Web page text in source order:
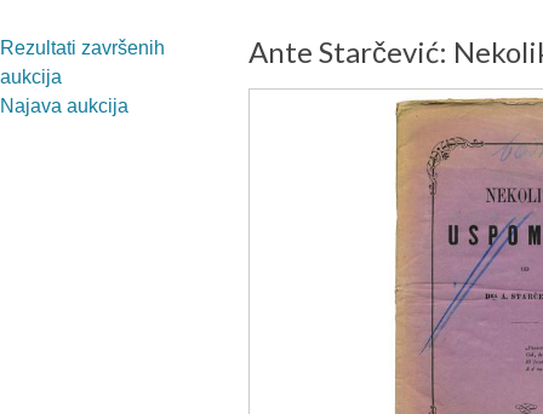
Rezultati završenih
aukcija
Najava aukcija
Ante Starčević: